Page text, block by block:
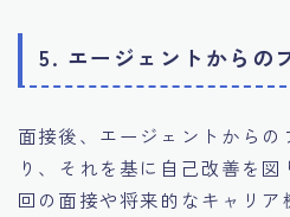
5. エージェントからの
面接後、エージェントから
り、それを基に自己改善を
回の面接や将来的なキャリ